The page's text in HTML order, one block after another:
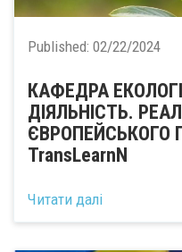
Published: 02/22/2024
КАФЕДРА
ДІЯЛЬНІСТЬ.
ЄВРОПЕЙСЬКОГО
TransLearnN
Читати далі